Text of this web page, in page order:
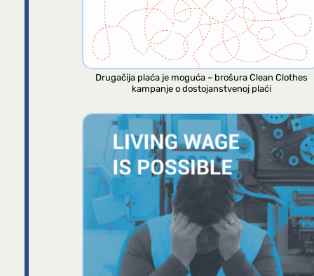
Drugačija plaća je moguća – brošura Clean Clothes
kampanje o dostojanstvenoj plaći